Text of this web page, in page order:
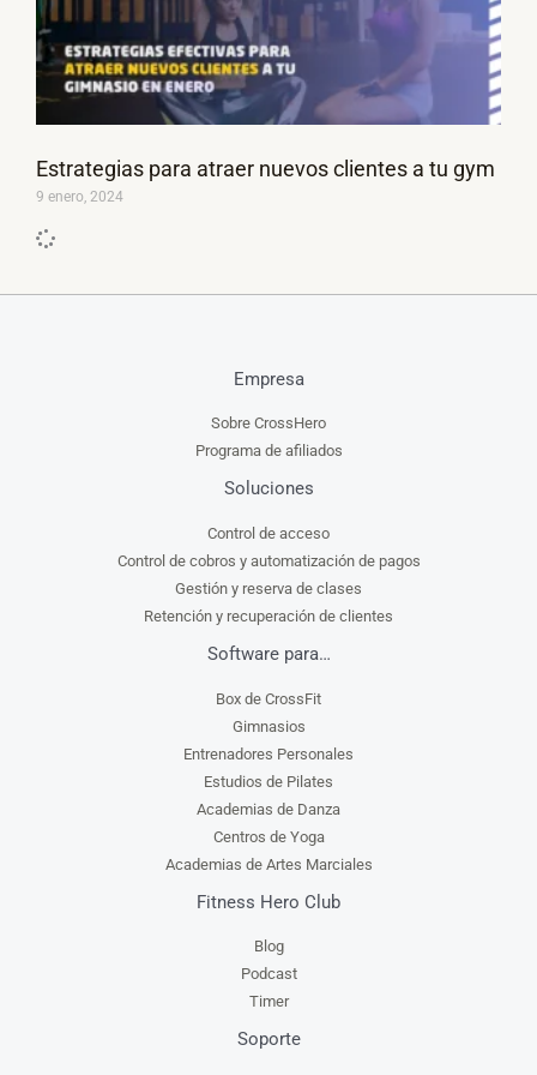
Estrategias para atraer nuevos clientes a tu gym
9 enero, 2024
Empresa
Sobre CrossHero
Programa de afiliados
Soluciones
Control de acceso
Control de cobros y automatización de pagos
Gestión y reserva de clases
Retención y recuperación de clientes
Software para…
Box de CrossFit
Gimnasios
Entrenadores Personales
Estudios de Pilates
Academias de Danza
Centros de Yoga
Academias de Artes Marciales
Fitness Hero Club
Blog
Podcast
Timer
Soporte